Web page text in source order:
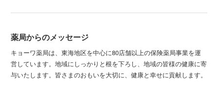
薬局からのメッセージ
キョーワ薬局は、東海地区を中心に80店舗以上の保険薬局事業を運
営しています。地域にしっかりと根を下ろし、地域の皆様の健康に寄
与いたします。皆さまのおもいを大切に、健康と幸せに貢献します。